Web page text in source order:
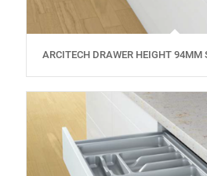
ARCITECH DRAWER HEIGHT 94MM